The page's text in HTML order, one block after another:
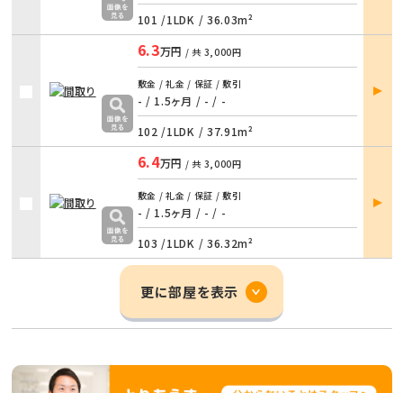
101 /1LDK / 36.03m²
6.3万円 / 共 3,000円
敷金 / 礼金 / 保証 / 敷引
- / 1.5ヶ月 / - / -
102 /1LDK / 37.91m²
部屋
詳細
6.4万円 / 共 3,000円
敷金 / 礼金 / 保証 / 敷引
- / 1.5ヶ月 / - / -
103 /1LDK / 36.32m²
部屋
詳細
更に部屋を表示